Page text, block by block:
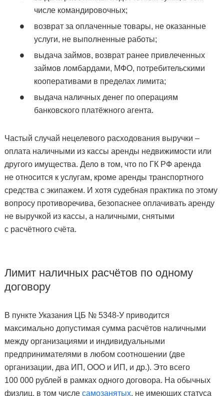
числе командировочных;
возврат за оплаченные товары, не оказанные
услуги, не выполненные работы;
выдача займов, возврат ранее привлеченных
займов ломбардами, МФО, потребительскими
кооперативами в пределах лимита;
выдача наличных денег по операциям
банковского платёжного агента.
Частый случай нецелевого расходования выручки –
оплата наличными из кассы аренды недвижимости или
другого имущества. Дело в том, что по ГК РФ аренда
не относится к услугам, кроме аренды транспортного
средства с экипажем. И хотя судебная практика по этому
вопросу противоречива, безопаснее оплачивать аренду
не выручкой из кассы, а наличными, снятыми
с расчётного счёта.
Лимит наличных расчётов по одному
договору
В пункте Указания ЦБ № 5348-У приводится
максимально допустимая сумма расчётов наличными
между организациями и индивидуальными
предпринимателями в любом соотношении (две
организации, два ИП, ООО и ИП, и др.). Это всего
100 000 рублей в рамках одного договора. На обычных
физлиц, в том числе самозанятых, не имеющих статуса